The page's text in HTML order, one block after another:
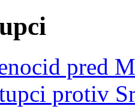
pred
protiv